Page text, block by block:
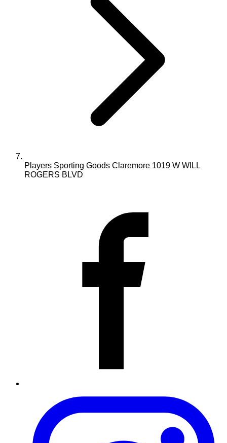
Players Sporting Goods Claremore 1019 W WILL
ROGERS BLVD